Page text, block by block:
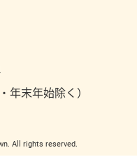
年末年始除く）
All rights reserved.